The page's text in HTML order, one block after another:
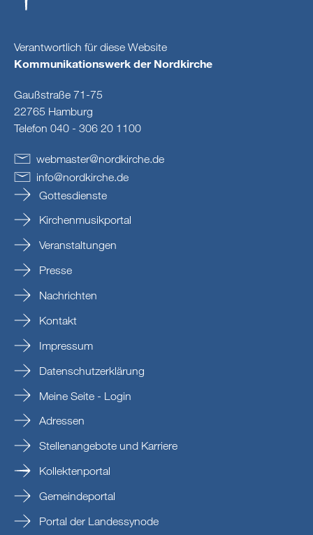
Verantwortlich für diese Website
Kommunikationswerk der Nordkirche
Gaußstraße 71-75
22765 Hamburg
Telefon 040 - 306 20 1100
webmaster@nordkirche.de
info@nordkirche.de
Gottesdienste
Kirchenmusikportal
Veranstaltungen
Presse
Nachrichten
Kontakt
Impressum
Datenschutzerklärung
Meine Seite - Login
Adressen
Stellenangebote und Karriere
Kollektenportal
Gemeindeportal
Portal der Landessynode